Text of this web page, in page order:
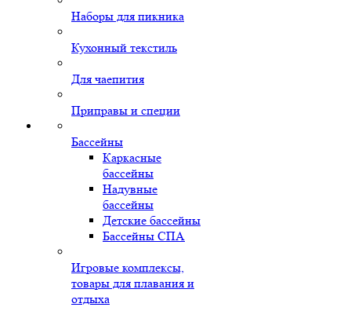
Наборы для пикника
Кухонный текстиль
Для чаепития
Приправы и специи
Бассейны
Каркасные
бассейны
Надувные
бассейны
Детские бассейны
Бассейны СПА
Игровые комплексы,
товары для плавания и
отдыха